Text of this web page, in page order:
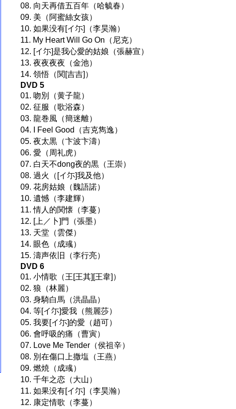
08. 向天再借五百年（哈毓春）
09. 美（阿蜜絲女孩）
10. 如果没有[イ尓]（李昊瀚）
11. My Heart Will Go On（尼克）
12. [イ尓]是我心愛的姑娘（張赫宣）
13. 夜夜夜夜（金池）
14. 領悟（関[吉吉]）
DVD 5
01. 吻別（黄子龍）
02. 征服（歌浴森）
03. 龍巻風（簡迷離）
04. I Feel Good（吉克雋逸）
05. 夜太黒（卞波卞濤）
06. 愛（周礼虎）
07. 白天不dong夜的黒（王崇）
08. 過火（[イ尓]我及他）
09. 花房姑娘（魏語諾）
10. 遺憾（李建輝）
11. 情人的関懐（李蔓）
12. [上／卜]門（張墨）
13. 天堂（雲傑）
14. 眼色（成彧）
15. 濤声依旧（李行亮）
DVD 6
01. 小情歌（王[王其][王韋]）
02. 狼（林麗）
03. 身騎白馬（洪晶晶）
04. 等[イ尓]愛我（熊麗莎）
05. 我要[イ尓]的愛（趙可）
06. 會呼吸的痛（曹寅）
07. Love Me Tender（侯祖辛）
08. 別在傷口上撒塩（王燕）
09. 燃焼（成彧）
10. 千年之恋（大山）
11. 如果没有[イ尓]（李昊瀚）
12. 康定情歌（李蔓）